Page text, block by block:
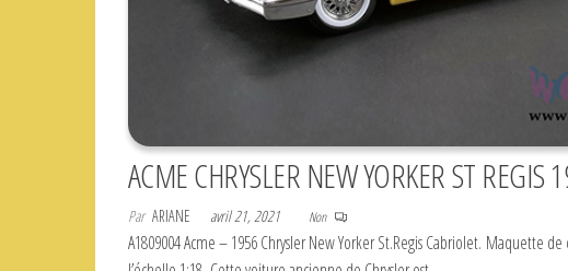
ACME CHRYSLER NEW YORKER ST
Par ARIANE avril 21, 2021 Non
A1809004 Acme – 1956 Chrysler New Yorker St.Regis Cabriolet. Maquette